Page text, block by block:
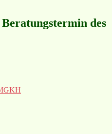
Beratungstermin des